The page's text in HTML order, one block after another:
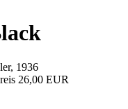
1936
26,00 EUR